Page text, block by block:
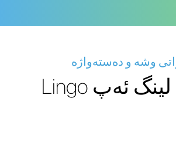
وشە و دەستەواژە
کرۆواتی لینگ ئەپ Lingo